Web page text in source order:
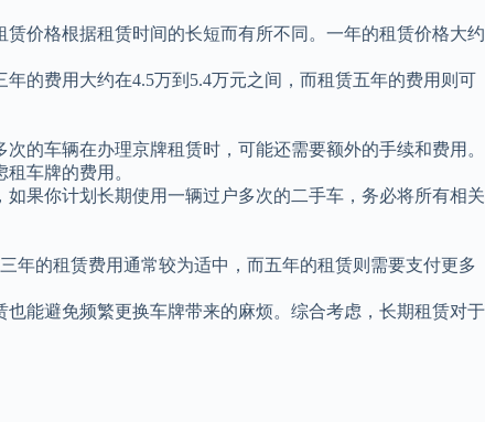
价格根据租赁时间的长短而有所不同。一年的租赁价格大约
的费用大约在4.5万到5.4万元之间，而租赁五年的费用则可
的车辆在办理京牌租赁时，可能还需要额外的手续和费用。
车牌的费用。
果你计划长期使用一辆过户多次的二手车，务必将所有相关
年的租赁费用通常较为适中，而五年的租赁则需要支付更多
能避免频繁更换车牌带来的麻烦。综合考虑，长期租赁对于